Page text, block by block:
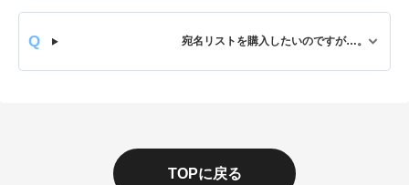
宛名リストを購入したいのですが…。
TOPに戻る